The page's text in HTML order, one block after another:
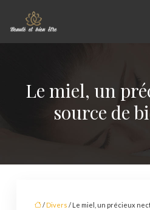
Le miel, un
source de
/ Divers / Le miel, un précieux